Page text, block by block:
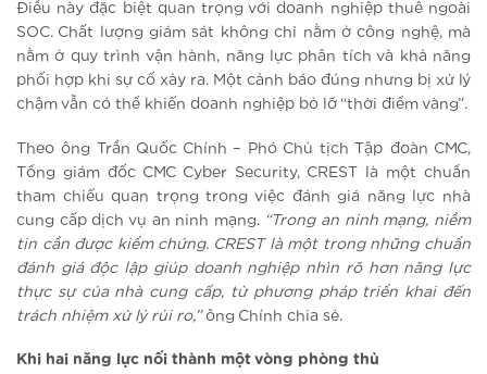
Điều này đặc biệt quan trọng với doanh nghiệp thuê ngoài
SOC. Chất lượng giám sát không chỉ nằm ở công nghệ, mà
nằm ở quy trình vận hành, năng lực phân tích và khả năng
phối hợp khi sự cố xảy ra. Một cảnh báo đúng nhưng bị xử lý
chậm vẫn có thể khiến doanh nghiệp bỏ lỡ “thời điểm vàng”.
Theo ông Trần Quốc Chính – Phó Chủ tịch Tập đoàn CMC,
Tổng giám đốc CMC Cyber Security, CREST là một chuẩn
tham chiếu quan trọng trong việc đánh giá năng lực nhà
cung cấp dịch vụ an ninh mạng. “Trong an ninh mạng, niềm
tin cần được kiểm chứng. CREST là một trong những chuẩn
đánh giá độc lập giúp doanh nghiệp nhìn rõ hơn năng lực
thực sự của nhà cung cấp, từ phương pháp triển khai đến
trách nhiệm xử lý rủi ro,”ông Chính chia sẻ.
Khi hai năng lực nối thành một vòng phòng thủ